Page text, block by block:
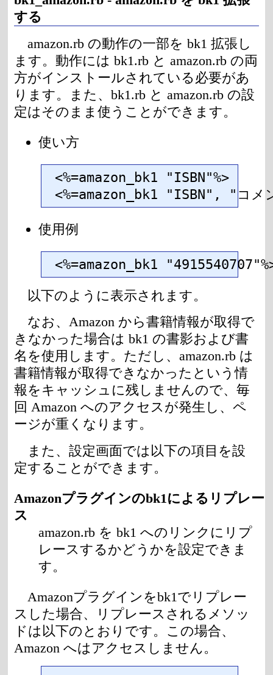
する
amazon.rb の動作の一部を bk1 拡張し
ます。動作には bk1.rb と amazon.rb の両
方がインストールされている必要があ
ります。また、bk1.rb と amazon.rb の設
定はそのまま使うことができます。
使い方
<%=amazon_bk1 "ISBN"%>
<%=amazon_bk1 "ISBN", "コメ
使用例
<%=amazon_bk1
以下のように表示されます。
なお、Amazon から書籍情報が取得で
きなかった場合は bk1 の書影および書
名を使用します。ただし、amazon.rb は
書籍情報が取得できなかったという情
報をキャッシュに残しませんので、毎
回 Amazon へのアクセスが発生し、ペ
ージが重くなります。
また、設定画面では以下の項目を設
定することができます。
Amazonプラグインのbk1によるリプレー
ス
amazon.rb を bk1 へのリンクにリプ
レースするかどうかを設定できま
す。
Amazonプラグインをbk1でリプレー
スした場合、リプレースされるメソッ
ドは以下のとおりです。この場合、
Amazon へはアクセスしません。